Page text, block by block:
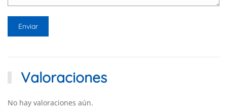
Valoraciones
No hay valoraciones aún.